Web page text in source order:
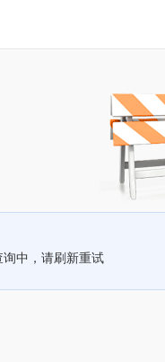
询中，请刷新重试